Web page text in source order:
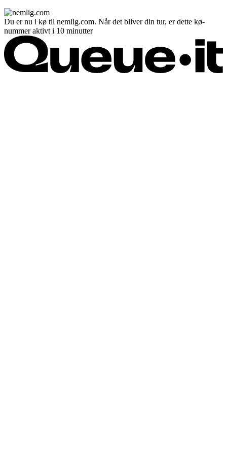
Du er nu i kø til nemlig.com. Når det bliver din tur, er dette kø-
nummer aktivt i 10 minutter